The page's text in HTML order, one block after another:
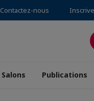
Contactez-nous
Salons Publications